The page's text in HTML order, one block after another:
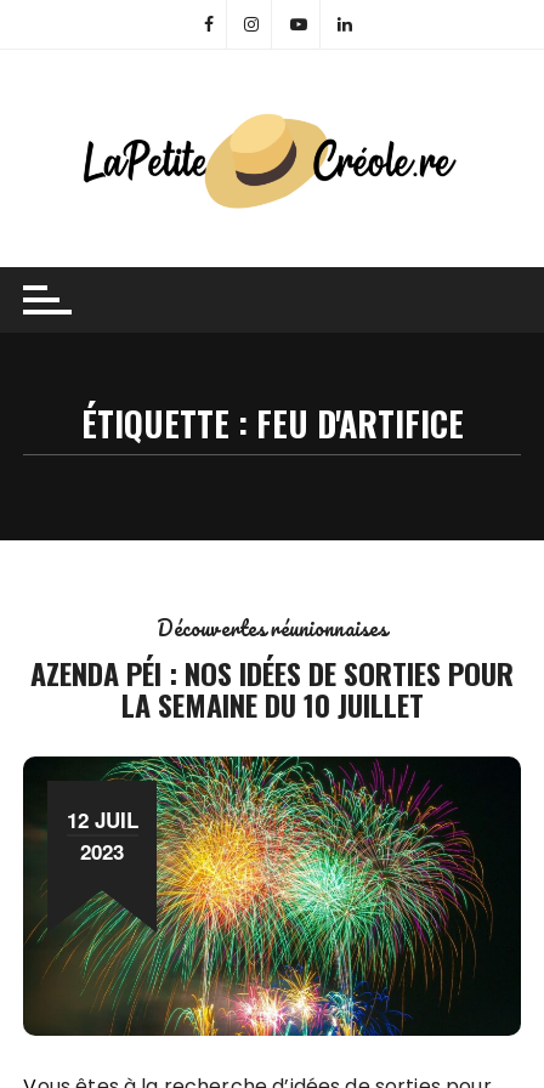
ÉTIQUETTE : FEU D'ARTIFICE
Découvertes réunionnaises
AZENDA PÉI : NOS IDÉES DE SORTIES POUR
LA SEMAINE DU 10 JUILLET
12 JUIL
2023